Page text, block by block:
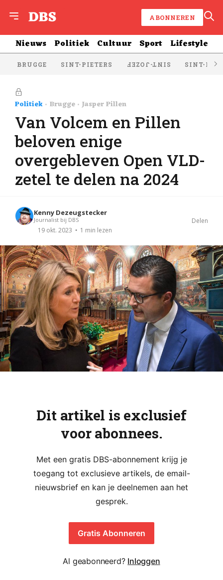
ABONNEREN
Nieuws Politiek Cultuur Sport Lifestyle
BRUGGE SINT-PIETERS SINT-JOZEF SINT-
Politiek Brugge Jasper Pillen
Van Volcem en Pillen
beloven enige
overgebleven Open VLD-
zetel te delen na 2024
Kenny Dezeugstecker
Journalist bij DBS
19 okt. 2023 1 min lezen
Delen
Dit artikel is exclusief
voor abonnees.
Met een gratis DBS-abonnement krijg je
toegang tot exclusieve artikels, de email-
nieuwsbrief en kan je deelnemen aan het
gesprek.
Gratis Abonneren
Al geabonneerd? Inloggen